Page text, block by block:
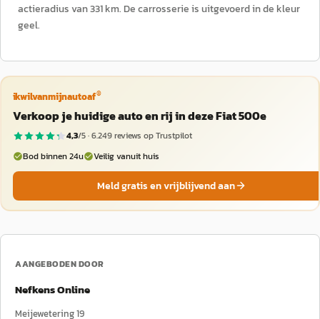
actieradius van 331 km. De carrosserie is uitgevoerd in de kleur
geel.
ikwilvanmijnautoaf®
Verkoop je huidige auto en rij in deze Fiat 500e
4,3/5 ·6.249reviews op Trustpilot
Bod binnen 24u
Veilig vanuit huis
Meld gratis en vrijblijvend aan
AANGEBODEN DOOR
Nefkens Online
Meijewetering 19